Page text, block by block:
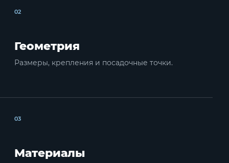
02
Геометрия
Размеры, крепления и посадочные точки.
03
Материалы